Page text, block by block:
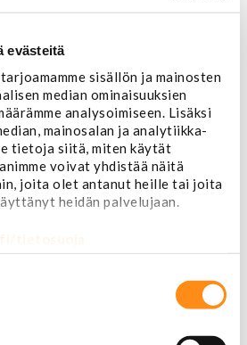
evästeitä
sisällön ja mainosten
median ominaisuuksien
analysoimiseen. Lisäksi
mainosalan ja analytiikka-
tietoja siitä, miten käytät
voivat yhdistää näitä
joita olet antanut heille tai joita
heidän palvelujaan.
tietosuoja
ja helman osat